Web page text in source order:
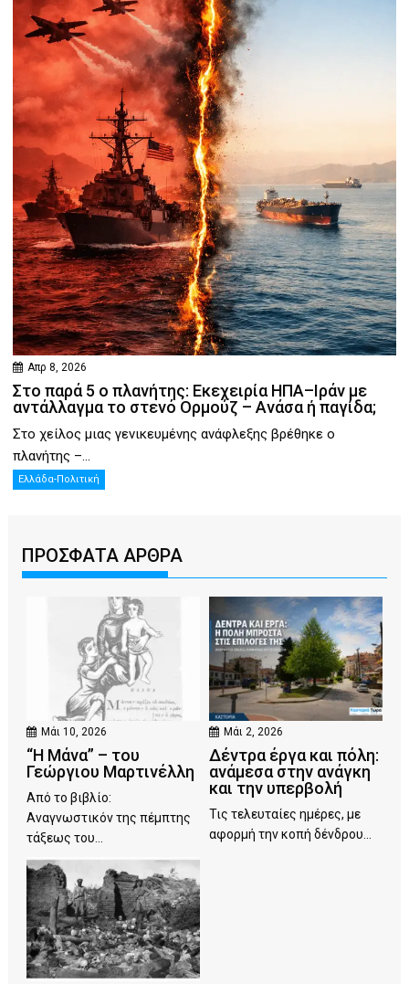
Απρ 8, 2026
Στο παρά 5 ο πλανήτης: Εκεχειρία ΗΠΑ–Ιράν με
αντάλλαγμα το στενό Ορμούζ – Ανάσα ή παγίδα;
Στο χείλος μιας γενικευμένης ανάφλεξης βρέθηκε ο
πλανήτης –...
Ελλάδα-Πολιτική
ΠΡΟΣΦΑΤΑ ΑΡΘΡΑ
Μάι 10, 2026
“Η Μάνα” – του
Γεώργιου Μαρτινέλλη
Από το βιβλίο:
Αναγνωστικόν της πέμπτης
τάξεως του...
Μάι 2, 2026
Δέντρα έργα και πόλη:
ανάμεσα στην ανάγκη
και την υπερβολή
Τις τελευταίες ημέρες, με
αφορμή την κοπή δένδρου...